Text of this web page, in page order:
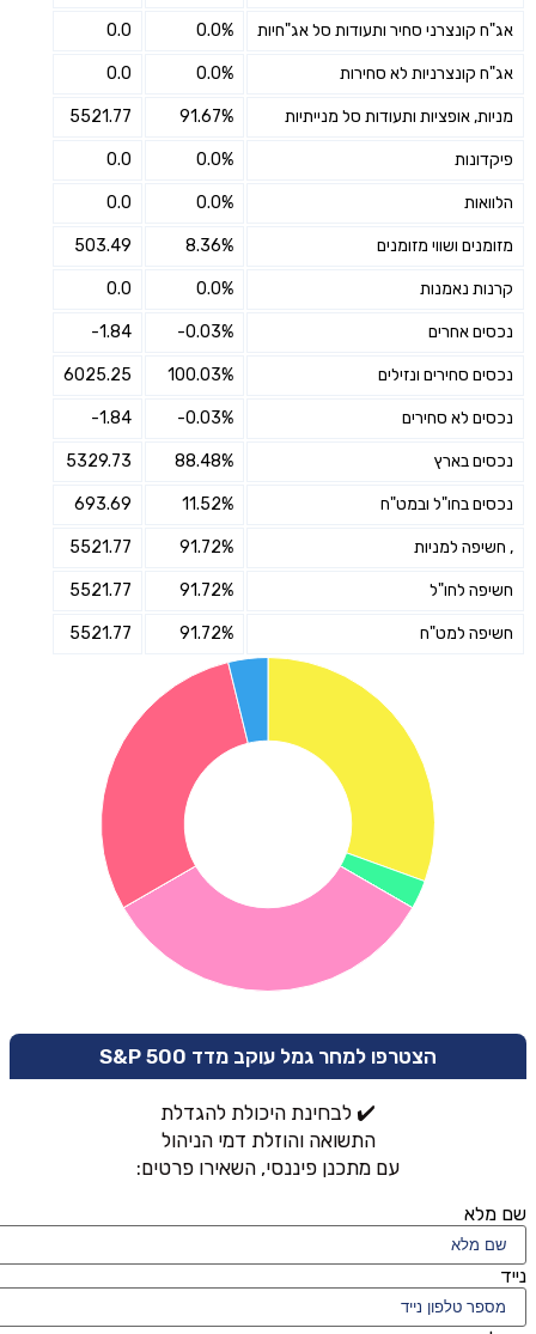
אג"ח קונצרני סחיר ותעודות סל אג"חיות 0.0%
0.0
אג"ח קונצרניות לא סחירות 0.0%
0.0
מניות, אופציות ותעודות סל מנייתיות 91.67%
5521.77
פיקדונות 0.0%
0.0
הלוואות 0.0%
0.0
מזומנים ושווי מזומנים 8.36%
503.49
קרנות נאמנות 0.0%
0.0
נכסים אחרים -0.03%
-1.84
נכסים סחירים ונזילים 100.03%
6025.25
נכסים לא סחירים -0.03%
-1.84
נכסים בארץ 88.48%
5329.73
נכסים בחו"ל ובמט"ח 11.52%
693.69
, חשיפה למניות 91.72%
5521.77
חשיפה לחו"ל 91.72%
5521.77
חשיפה למט"ח 91.72%
5521.77
הצטרפו למחר גמל עוקב מדד 500 S&P
✔️ לבחינת היכולת להגדלת
התשואה והוזלת דמי הניהול
עם מתכנן פיננסי, השאירו פרטים:
שם מלא
נייד